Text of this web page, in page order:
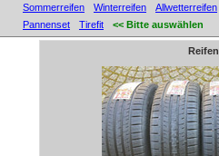
Sommerreifen Winterreifen Allwetterreifen
Pannenset
Tirefit << Bitte auswählen
Reifen